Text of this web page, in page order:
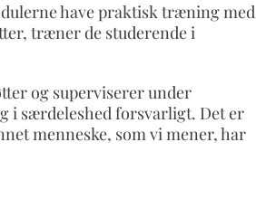
have praktisk træning med
træner de studerende i
og superviserer under
i særdeleshed forsvarligt. Det er
menneske, som vi mener, har